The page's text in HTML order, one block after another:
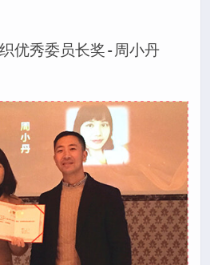
优秀委员长奖-周小丹